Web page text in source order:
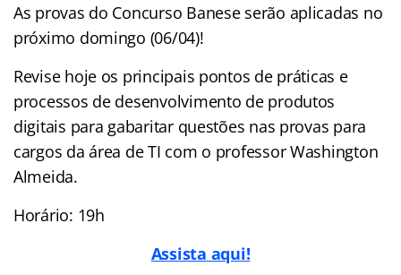
As provas do Concurso Banese serão aplicadas no
próximo domingo (06/04)!
Revise hoje os principais pontos de práticas e
processos de desenvolvimento de produtos
digitais para gabaritar questões nas provas para
cargos da área de TI com o professor Washington
Almeida.
Horário: 19h
Assista aqui!